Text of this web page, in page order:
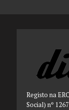
Registo na
Social) nº